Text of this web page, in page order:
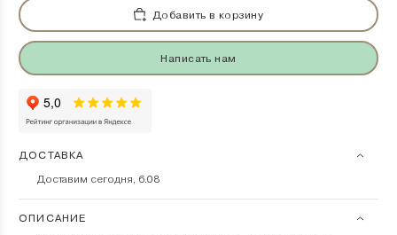
Добавить в корзину
Написать нам
ДОСТАВКА
Доставим сегодня, 6.08
ОПИСАНИЕ